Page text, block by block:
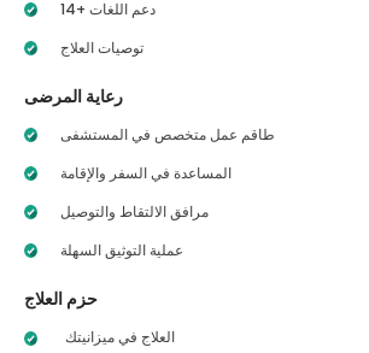
14+ دعم اللغات
توصيات العلاج
رعاية المرضى
طاقم عمل متخصص في المستشفى
المساعدة في السفر والإقامة
مرافق الالتقاط والتوصيل
عملية التوثيق السهلة
حزم العلاج
العلاج في ميزانيتك